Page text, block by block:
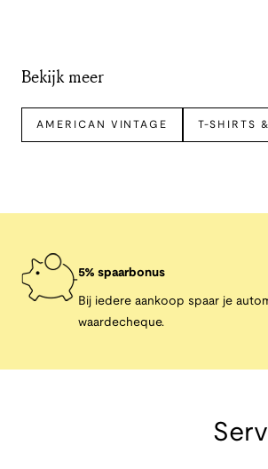
Bekijk meer
AMERICAN VINTAGE T-SHIRTS
5% spaarbonus
Bij iedere aankoop spaar je
waardecheque.